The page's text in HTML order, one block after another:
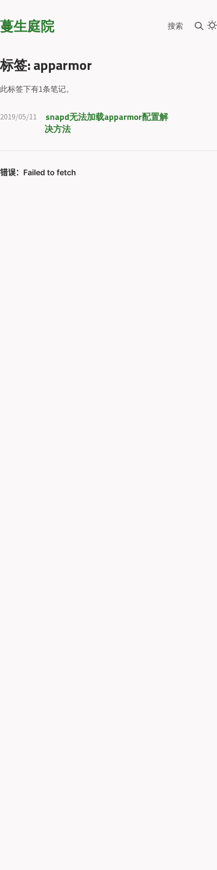
蔓生庭院 搜索
标签: apparmor
此标签下有1条笔记。
2019/05/11
snapd无法加载apparmor配置解
决方法